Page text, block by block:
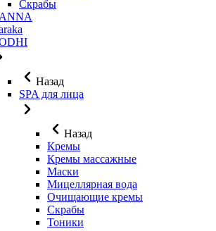
Скрабы
Назад
SPA для лица
Назад
Кремы
Кремы массажные
Маски
Мицеллярная вода
Очищающие кремы
Скрабы
Тоники